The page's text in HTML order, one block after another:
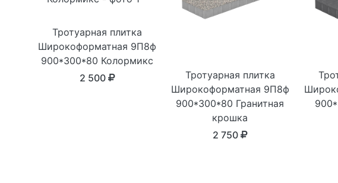
Тротуарная плитка
Широкоформатная 9П8ф
900*300*80 Колормикс
2 500
Тротуарная плитка
Широкоформатная 9П8ф
900*300*80 Гранитная
крошка
2 750